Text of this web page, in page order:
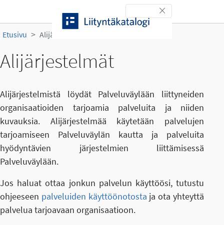
Toggle navigation
Etusivu Alijärjestelmät
Alijärjestelmät
Alijärjestelmistä löydät Palveluväylään liittyneiden
organisaatioiden tarjoamia palveluita ja niiden
kuvauksia. Alijärjestelmää käytetään palvelujen
tarjoamiseen Palveluväylän kautta ja palveluita
hyödyntävien järjestelmien liittämisessä
Palveluväylään.
Jos haluat ottaa jonkun palvelun käyttöösi, tutustu
ohjeeseen palveluiden käyttöönotosta ja ota yhteyttä
palvelua tarjoavaan organisaatioon.